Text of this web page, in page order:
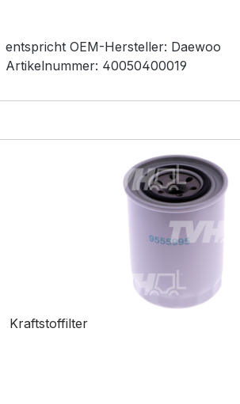
entspricht OEM-Hersteller: Daewoo
Artikelnummer: 40050400019
Kraftstoffilter